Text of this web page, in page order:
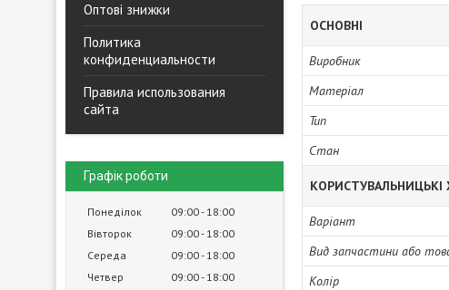
Оптові знижки
Политика
конфиденциальности
Правила использования
сайта
Графік роботи
Понеділок 09:00 18:00
Вівторок
09:00 18:00
Середа
09:00 18:00
Четвер
09:00 18:00
ОСНОВНІ
Виробник
Матеріал
Тип
Стан
КОРИСТУВАЛЬНИЦЬКІ
Варіант
Вид запчастини або
Колір